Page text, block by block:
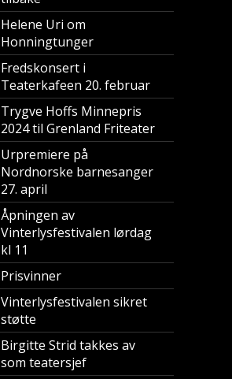
Helene Uri om
Honningtunger
Fredskonsert i
Teaterkafeen 20. februar
Trygve Hoffs Minnepris
2024 til Grenland Friteater
Urpremiere på
Nordnorske barnesanger
27. april
Åpningen av
Vinterlysfestivalen lørdag
kl 11
Prisvinner
Vinterlysfestivalen sikret
støtte
Birgitte Strid takkes av
som teatersjef